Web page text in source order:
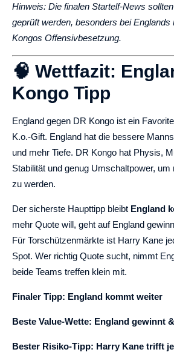
Hinweis: Die finalen Startelf-News
geprüft werden, besonders bei
Kongos Offensivbesetzung.
🧠 Wettfazit:
Kongo Tipp
England gegen DR Kongo ist ein
K.o.-Gift. England hat die bessere
und mehr Tiefe. DR Kongo hat Physis,
Stabilität und genug Umschaltpower, um
zu werden.
Der sicherste Haupttipp bleibt England
mehr Quote will, geht auf England
Für Torschützenmärkte ist Harry Kane
Spot. Wer richtig Quote sucht, nimmt
beide Teams treffen klein mit.
Finaler Tipp: England kommt weiter
Beste Value-Wette: England gewinnt
Bester Risiko-Tipp: Harry Kane trifft